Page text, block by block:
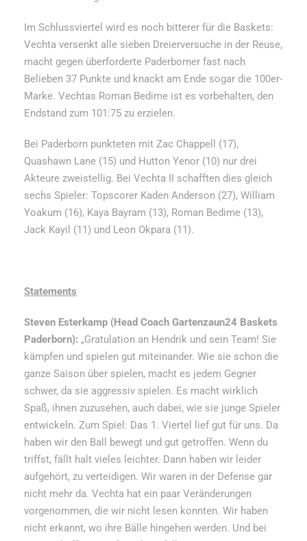
Im Schlussviertel wird es noch bitterer für die Baskets:
Vechta versenkt alle sieben Dreierversuche in der Reuse,
macht gegen überforderte Paderborner fast nach
Belieben 37 Punkte und knackt am Ende sogar die 100er-
Marke. Vechtas Roman Bedime ist es vorbehalten, den
Endstand zum 101:75 zu erzielen.
Bei Paderborn punkteten mit Zac Chappell (17),
Quashawn Lane (15) und Hutton Yenor (10) nur drei
Akteure zweistellig. Bei Vechta II schafften dies gleich
sechs Spieler: Topscorer Kaden Anderson (27), William
Yoakum (16), Kaya Bayram (13), Roman Bedime (13),
Jack Kayil (11) und Leon Okpara (11).
Statements
Steven Esterkamp (Head Coach Gartenzaun24 Baskets
Paderborn): „Gratulation an Hendrik und sein Team! Sie
kämpfen und spielen gut miteinander. Wie sie schon die
ganze Saison über spielen, macht es jedem Gegner
schwer, da sie aggressiv spielen. Es macht wirklich
Spaß, ihnen zuzusehen, auch dabei, wie sie junge Spieler
entwickeln. Zum Spiel: Das 1. Viertel lief gut für uns. Da
haben wir den Ball bewegt und gut getroffen. Wenn du
triffst, fällt halt vieles leichter. Dann haben wir leider
aufgehört, zu verteidigen. Wir waren in der Defense gar
nicht mehr da. Vechta hat ein paar Veränderungen
vorgenommen, die wir nicht lesen konnten. Wir haben
nicht erkannt, wo ihre Bälle hingehen werden. Und bei